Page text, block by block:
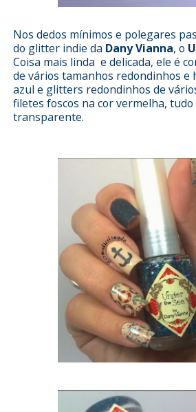
Nos dedos mínimos e polegares
do glitter indie da Dany Vianna, o
Coisa mais linda e delicada, ele é
de vários tamanhos redondinhos e
azul e glitters redondinhos de
filetes foscos na cor vermelha, tudo
transparente.